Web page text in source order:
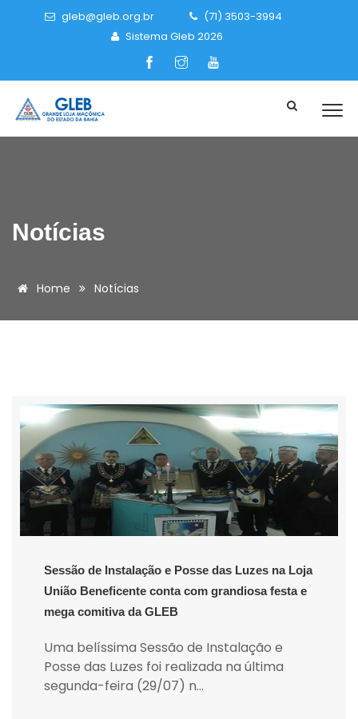
gleb@gleb.org.br
(71) 3503-3994
Sistema Gleb 2026
Notícias
Home Notícias
Sessão de Instalação e Posse das Luzes na Loja
União Beneficente conta com grandiosa festa e
mega comitiva da GLEB
Uma belíssima Sessão de Instalação e
Posse das Luzes foi realizada na última
segunda-feira (29/07) n...